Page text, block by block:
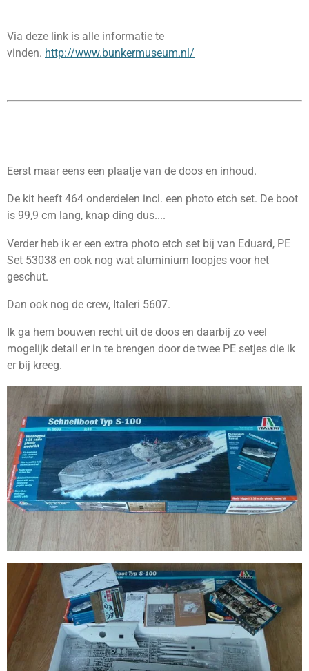
Via deze link is alle informatie te
vinden. http://www.bunkermuseum.nl/
Eerst maar eens een plaatje van de doos en inhoud.
De kit heeft 464 onderdelen incl. een photo etch set. De boot
is 99,9 cm lang, knap ding dus....
Verder heb ik er een extra photo etch set bij van Eduard, PE
Set 53038 en ook nog wat aluminium loopjes voor het
geschut.
Dan ook nog de crew, Italeri 5607.
Ik ga hem bouwen recht uit de doos en daarbij zo veel
mogelijk detail er in te brengen door de twee PE setjes die ik
er bij kreeg.